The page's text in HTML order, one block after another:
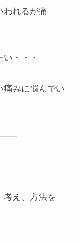
れるが痛
・・・
みに悩んでい
考え、方法を